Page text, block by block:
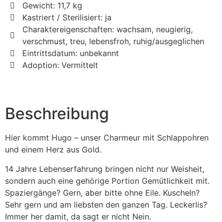
Gewicht: 11,7 kg
Kastriert / Sterilisiert: ja
Charaktereigenschaften: wachsam, neugierig,
verschmust, treu, lebensfroh, ruhig/ausgeglichen
Eintrittsdatum: unbekannt
Adoption: Vermittelt
Beschreibung
Hier kommt Hugo – unser Charmeur mit Schlappohren
und einem Herz aus Gold.
14 Jahre Lebenserfahrung bringen nicht nur Weisheit,
sondern auch eine gehörige Portion Gemütlichkeit mit.
Spaziergänge? Gern, aber bitte ohne Eile. Kuscheln?
Sehr gern und am liebsten den ganzen Tag. Leckerlis?
Immer her damit, da sagt er nicht Nein.